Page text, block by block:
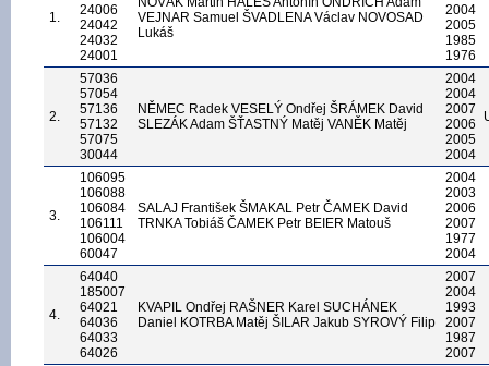
1.
24006
24042
24032
24001
VEJNAR Samuel ŠVADLENA Václav NOVOSAD
Lukáš
2004
2005
1985
1976
2.
57036
57054
57136
57132
57075
30044
NĚMEC Radek VESELÝ Ondřej ŠRÁMEK David
SLEZÁK Adam ŠŤASTNÝ Matěj VANĚK Matěj
2004
2004
2007
2006
2005
2004
3.
106095
106088
106084
106111
106004
60047
SALAJ František ŠMAKAL Petr ČAMEK David
TRNKA Tobiáš ČAMEK Petr BEIER Matouš
2004
2003
2006
2007
1977
2004
4.
64040
185007
64021
64036
64033
64026
KVAPIL Ondřej RAŠNER Karel SUCHÁNEK
Daniel KOTRBA Matěj ŠILAR Jakub SYROVÝ Filip
2007
2004
1993
2007
1987
2007